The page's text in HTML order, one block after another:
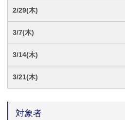
2/29(木)
3/7(木)
3/14(木)
3/21(木)
対象者